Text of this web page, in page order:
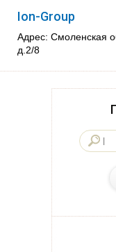
Ion-Group
Адрес: Смоленская
д.2/8